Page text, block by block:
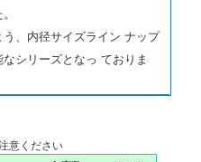
、内径サイズライン ナップ
シリーズとなっ ておりま
意ください